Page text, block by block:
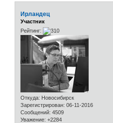
Ирландец
Участник
Рейтинг:
Откуда: Новосибирск
Зарегистрирован: 06-11-2016
Сообщений: 4509
Уважение: +2284